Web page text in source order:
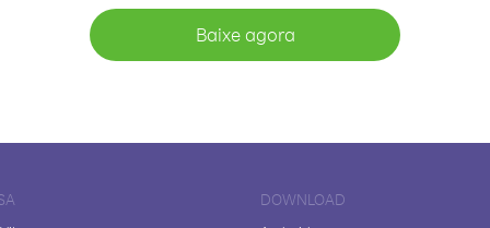
Baixe agora
DOWNLOAD